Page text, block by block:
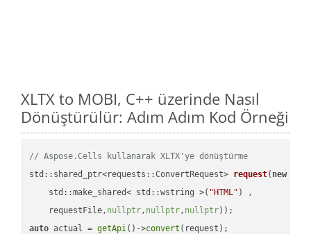
XLTX to MOBI, C++ üzerinde Nasıl
Dönüştürülür: Adım Adım Kod Örneği
// Aspose.Cells kullanarak XLTX'ye dönüştürme
std::shared_ptr<requests::ConvertRequest> request( new
    std::make_shared< std::wstring >(
"HTML" ) ,
    requestFile,
nullptr, nullptr, nullptr))
auto actual = getApi()->convert